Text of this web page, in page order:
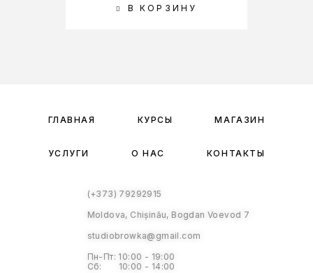
В КОРЗИНУ
ГЛАВНАЯ КУРСЫ МАГАЗИН
УСЛУГИ О НАС КОНТАКТЫ
(+373) 79292915
Moldova, Chișinău, Bogdan Voevod 7
studiobrowka@gmail.com
Пн-Пт: 10:00 - 19:00
Сб: 10:00 - 14:00